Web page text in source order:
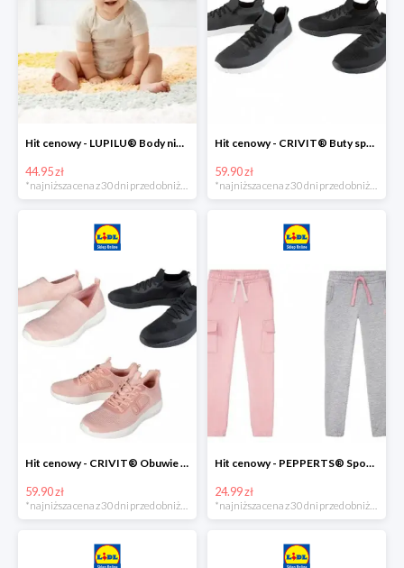
Hit cenowy - LUPILU® Body niemowlęce z biobawełny, z krótkim rękawem, 5 sztuk
44.95 zł
*najniższa cena z 30 dni przed obniżką
Hit cenowy - CRIVIT® Buty sportowe chłopięce WellWalk, 1 para
59.90 zł
*najniższa cena z 30 dni przed obniżką
Hit cenowy - CRIVIT® Obuwie dziewczęce sportowe i na co dzień, 1 para
59.90 zł
Hit cenowy - PEPPERTS® Spodnie dresowe dziewczęce, 1 para
24.99 zł